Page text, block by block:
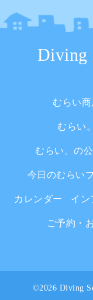
Diving
むらい商
むらい
むらい。の
今日のむらい
カレンダー イン
ご予約・
©2026 Diving